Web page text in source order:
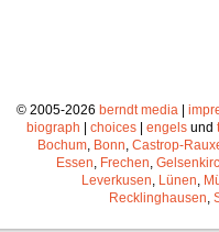
© 2005-2026 berndt media |
biograph | choices | engels und
Bochum Bonn Castrop-
Essen Frechen
Leverkusen Lünen
Recklinghausen